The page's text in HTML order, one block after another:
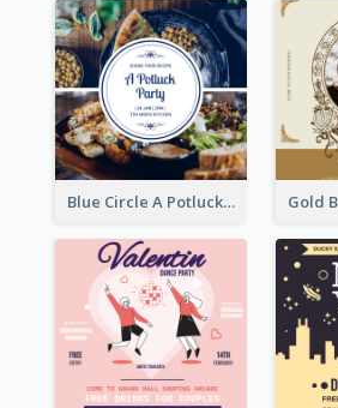
Blue Circle A Potluck Party Invitation